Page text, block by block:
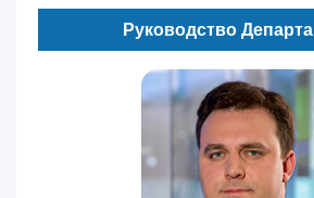
Руководство